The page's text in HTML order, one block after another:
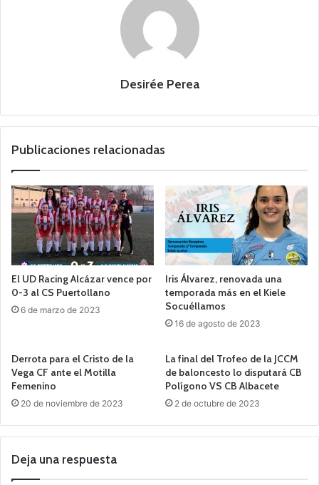
Desirée Perea
Publicaciones relacionadas
El UD Racing Alcázar vence por
0-3 al CS Puertollano
6 de marzo de 2023
Iris Álvarez, renovada una
temporada más en el Kiele
Socuéllamos
16 de agosto de 2023
Derrota para el Cristo de la
Vega CF ante el Motilla
Femenino
20 de noviembre de 2023
La final del Trofeo de la JCCM
de baloncesto lo disputará CB
Polígono VS CB Albacete
2 de octubre de 2023
Deja una respuesta